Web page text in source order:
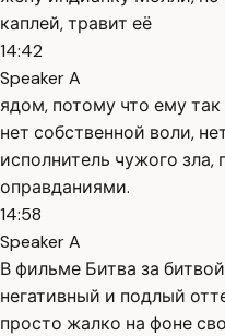
каплей, травит её
14:42
Speaker A
ядом, потому что ему так
нет собственной воли,
исполнитель чужого
оправданиями.
14:58
Speaker A
В фильме Битва за
негативный и подлый
просто жалко на фоне